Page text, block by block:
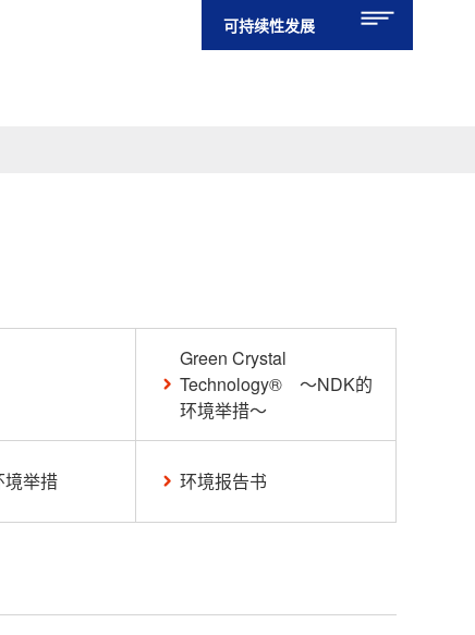
可持续性发展
Green Crystal
Technology® ～NDK的
环境举措～
境举措 环境报告书